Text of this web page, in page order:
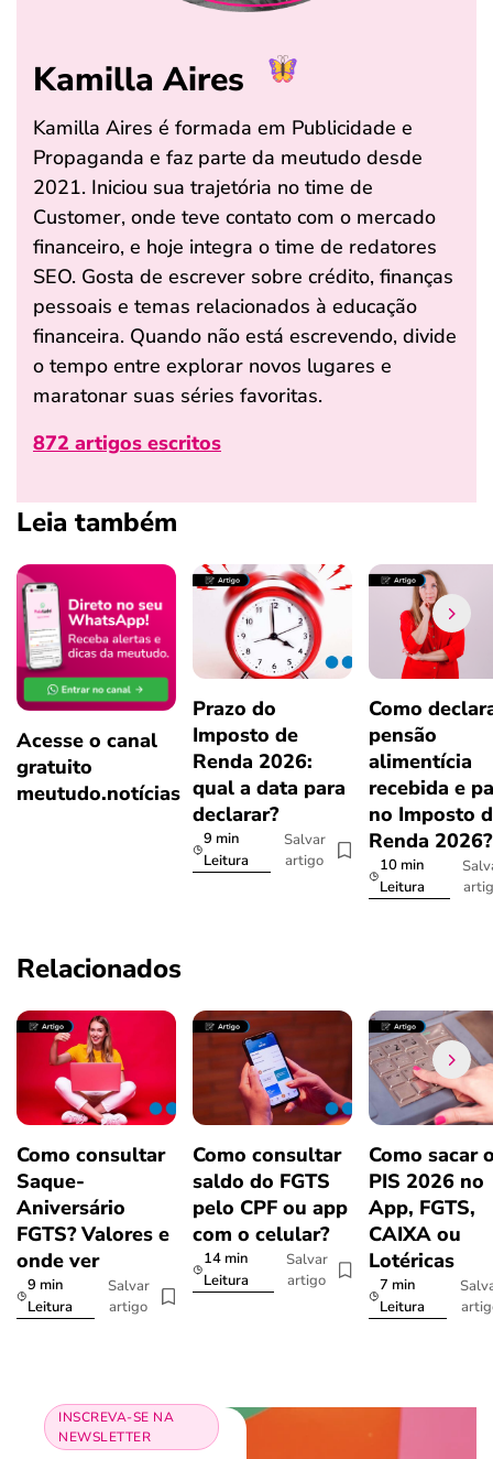
Kamilla Aires
Kamilla Aires é formada em Publicidade e
Propaganda e faz parte da meutudo desde
2021. Iniciou sua trajetória no time de
Customer, onde teve contato com o mercado
financeiro, e hoje integra o time de redatores
SEO. Gosta de escrever sobre crédito, finanças
pessoais e temas relacionados à educação
financeira. Quando não está escrevendo, divide
o tempo entre explorar novos lugares e
maratonar suas séries favoritas.
872 artigos escritos
Leia também
Acesse o canal
gratuito
meutudo.notícias
Prazo do
Imposto de
Renda 2026:
qual a data para
declarar?
9 min
Leitura
Salvar
artigo
Como
pensão
alimentícia
recebida e
no Imposto
Renda
10 min
Leitura
Relacionados
Como consultar
Saque-
Aniversário
FGTS? Valores e
onde ver
9 min
Leitura
Salvar
artigo
Como consultar
saldo do FGTS
pelo CPF ou app
com o celular?
14 min
Leitura
Salvar
artigo
Como sacar
PIS 2026 no
App, FGTS,
CAIXA ou
Lotéricas
7 min
Leitura
INSCREVA-SE NA
NEWSLETTER